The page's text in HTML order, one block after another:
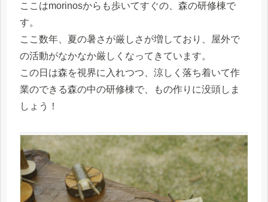
ここはmorinosからも歩いてすぐの、森の研修棟で
す。
ここ数年、夏の暑さが厳しさが増しており、屋外で
の活動がなかなか厳しくなってきています。
この日は森を視界に入れつつ、涼しく落ち着いて作
業のできる森の中の研修棟で、もの作りに没頭しま
しょう！